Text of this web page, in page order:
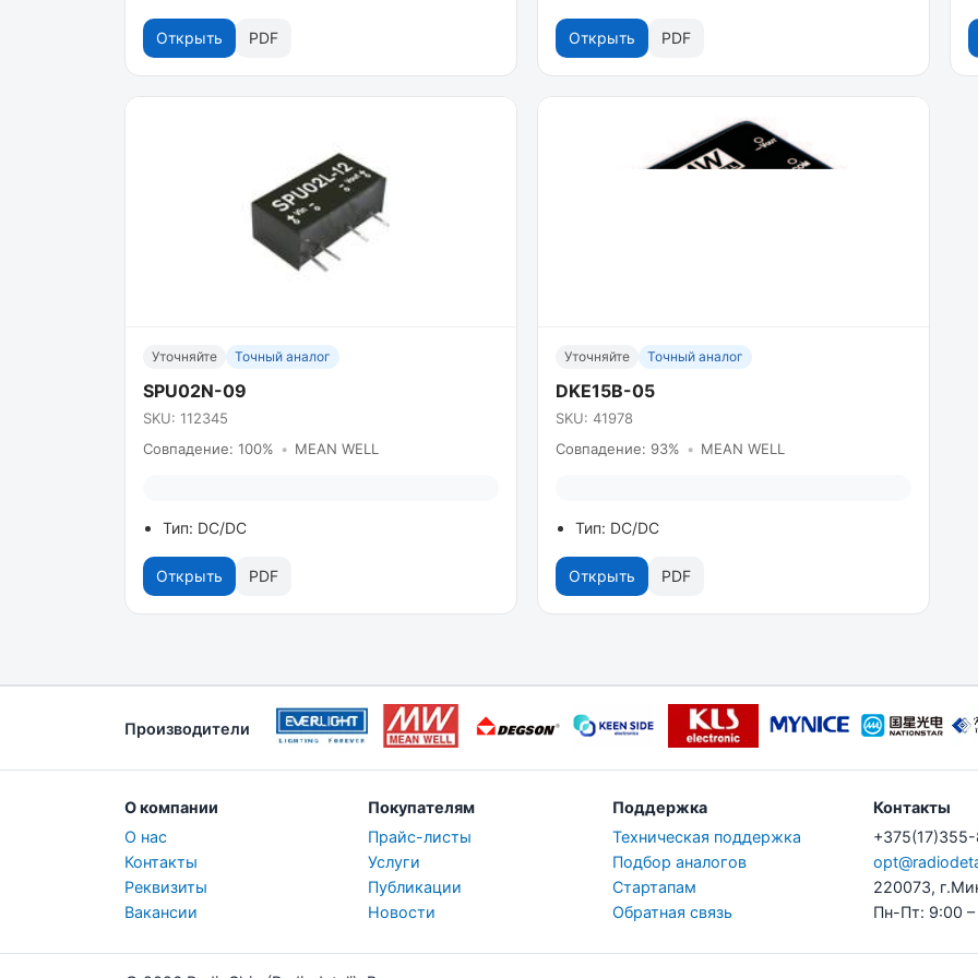
Открыть PDF Открыть PDF
Уточняйте Точный аналог
SPU02N-09
SKU: 112345
Совпадение: 100% • MEAN WELL
Тип: DC/DC
Открыть PDF
Уточняйте Точный аналог
DKE15B-05
SKU: 41978
Совпадение: 93% • MEAN WELL
Тип: DC/DC
Открыть PDF
Производители
О компании
О нас
Контакты
Реквизиты
Вакансии
Покупателям
Прайс-листы
Услуги
Публикации
Новости
Поддержка
Техническая поддержка
Подбор аналогов
Стартапам
Обратная связь
Контакты
220073,
Пн-Пт: 9:00 –